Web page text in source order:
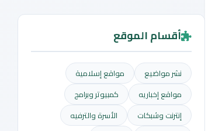
أقسام الموقع
نشر مواضيع
مواقع إسلامية
مواقع إخباريه
كمبيوتر وبرامج
إنترنت وشبكات
الأسرة والترفيه